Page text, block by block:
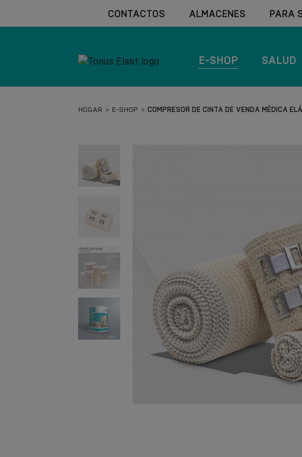
CONTACTOS ALMACENES PARA
E-SHOP SALUD
HOGAR E-SHOP COMPRESOR DE CINTA DE VENDA MÉDICA